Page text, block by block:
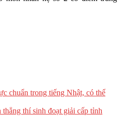
chuẩn trong tiếng Nhật, có thể
thí sinh đoạt giải cấp tỉnh